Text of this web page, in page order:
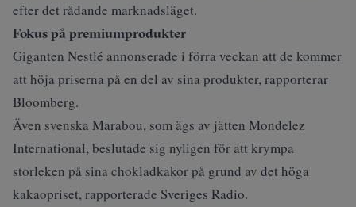
efter det rådande marknadsläget.
Fokus på premiumprodukter
Giganten Nestlé annonserade i förra veckan att de kommer
att höja priserna på en del av sina produkter, rapporterar
Bloomberg.
Även svenska Marabou, som ägs av jätten Mondelez
International, beslutade sig nyligen för att krympa
storleken på sina chokladkakor på grund av det höga
kakaopriset, rapporterade Sveriges Radio.